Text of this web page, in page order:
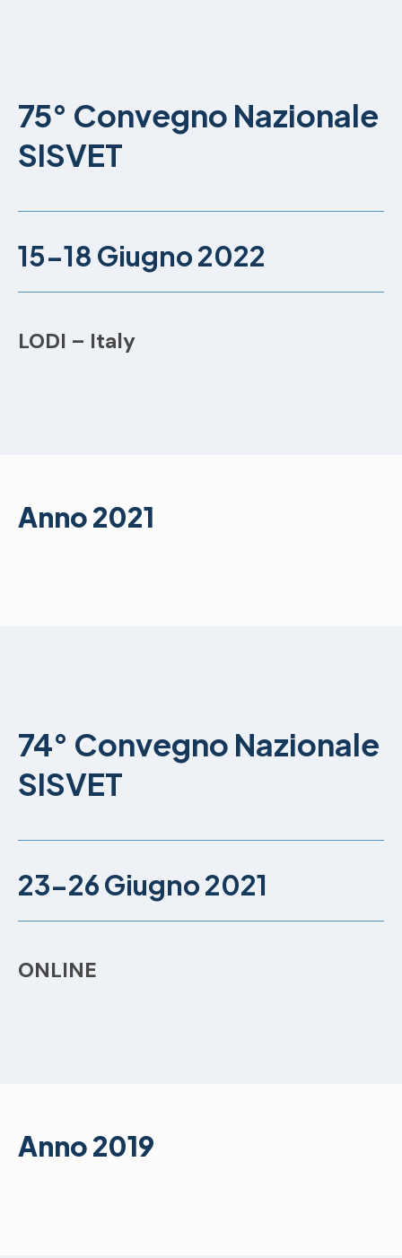
75° Convegno Nazionale
SISVET
15-18 Giugno 2022
LODI – Italy
Anno 2021
74° Convegno Nazionale
SISVET
23-26 Giugno 2021
ONLINE
Anno 2019